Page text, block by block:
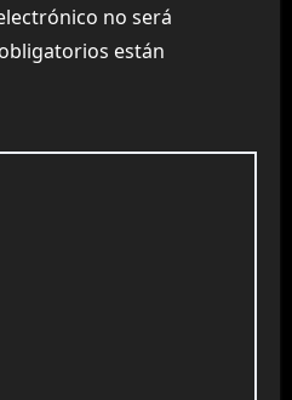
no será
están